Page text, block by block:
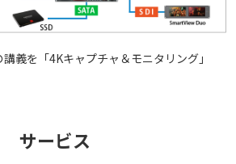
義を「4Kキャプチャ＆モニタリング」
サービス